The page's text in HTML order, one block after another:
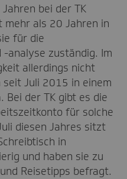
bei der TK
als 20 Jahren in
für die
analyse zuständig. Im
allerdings nicht
Juli 2015 in einem
Bei der TK gibt es die
für solche
diesen Jahres sitzt
in
und haben sie zu
Reisetipps befragt.